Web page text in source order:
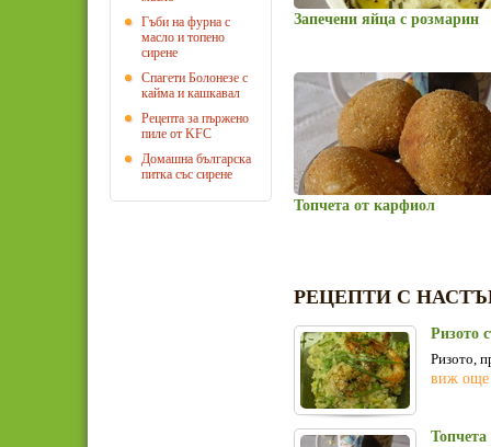
Гъби на фурна с
масло и топено
сирене
Спагети Болонезе с
кайма и кашкавал
Рецепта за пържено
пиле от KFC
Домашна българска
питка със сирене
Запечени яйца с розмарин
Топчета от карфиол
РЕЦЕПТИ С
Ризото
Ризото,
виж още